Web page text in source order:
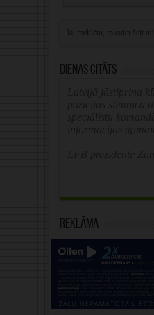
Dienas citāts
Reklāma